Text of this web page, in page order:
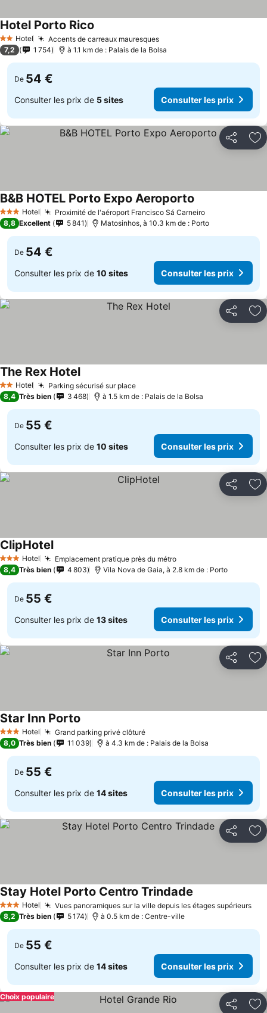
2 Étoiles
Hotel Accents de carreaux mauresquesConsulter les prix
Hotel Porto Rico
7,2 1 754 à 1.1 km de : Palais de la Bolsa
De 54 €
Consulter les prix de 5 sites Consulter les prix
Partager
3 ÉtoilesHotel Proximité de l'aéroport Francisco Sá CarneiroConsulter les
B&B HOTEL Porto Expo Aeroporto
8,8 Excellent 5 841 Matosinhos, à 10.3 km de : Porto
De 54 €
Consulter les prix de 10 sites Consulter les prix
Partager
2 Étoiles
Hotel Parking sécurisé sur placeConsulter les prix
The Rex HotelConsulter les prix
8,4 Très bien 3 468 à 1.5 km de : Palais de la Bolsa
De 55 €
Consulter les prix de 10 sites Consulter les prix
Partager
3 ÉtoilesHotel Emplacement pratique près du métroConsulter les prix
ClipHotelConsulter les prix
8,4 Très bien 4 803 Vila Nova de Gaia, à 2.8 km de : Porto
De 55 €
Consulter les prix de 13 sites Consulter les prix
Partager
3 ÉtoilesHotel Grand parking privé clôturéConsulter les prix
Star Inn Porto
8,0 Très bien 11 039 à 4.3 km de : Palais de la Bolsa
De 55 €
Consulter les prix de 14 sites Consulter les prix
Partager
3 ÉtoilesHotel Vues panoramiques sur la ville depuis les étages supérieurs
Stay Hotel Porto Centro Trindade
8,2 Très bien 5 174 à 0.5 km de : Centre-ville
De 55 €
Consulter les prix de 14 sites Consulter les prix
Partager
Choix populaire